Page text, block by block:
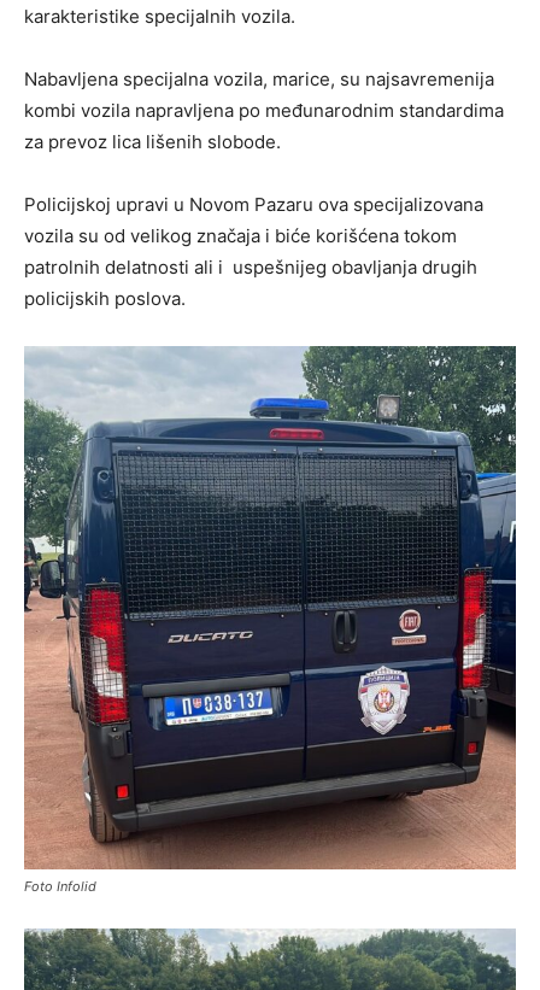
karakteristike specijalnih vozila.
Nabavljena specijalna vozila, marice, su najsavremenija
kombi vozila napravljena po međunarodnim standardima
za prevoz lica lišenih slobode.
Policijskoj upravi u Novom Pazaru ova specijalizovana
vozila su od velikog značaja i biće korišćena tokom
patrolnih delatnosti ali i uspešnijeg obavljanja drugih
policijskih poslova.
Foto Infolid